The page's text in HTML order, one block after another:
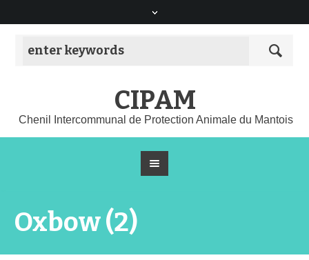
CIPAM
Chenil Intercommunal de Protection Animale du Mantois
Oxbow (2)